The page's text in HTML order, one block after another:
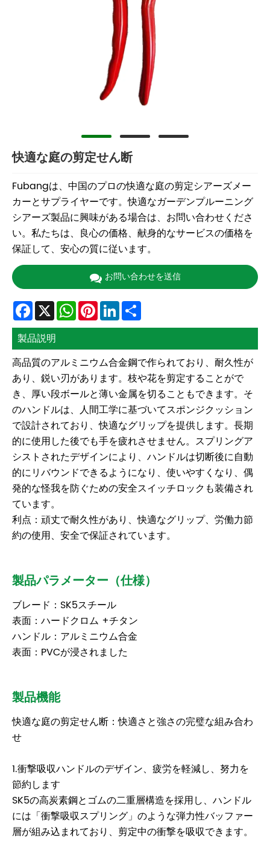
快適な庭の剪定せん断
Fubangは、中国のプロの快適な庭の剪定シアーズメー
カーとサプライヤーです。快適なガーデンプルーニング
シアーズ製品に興味がある場合は、お問い合わせくださ
い。私たちは、良心の価格、献身的なサービスの価格を
保証して、安心の質に従います。
お問い合わせを送信
Facebook
X WhatsApp
Pinterest
LinkedIn
製品説明
高品質のアルミニウム合金鋼で作られており、耐久性が
あり、鋭い刃があります。枝や花を剪定することがで
き、厚い段ボールと薄い金属を切ることもできます。そ
のハンドルは、人間工学に基づいてスポンジクッション
で設計されており、快適なグリップを提供します。長期
的に使用した後でも手を疲れさせません。スプリングア
シストされたデザインにより、ハンドルは切断後に自動
的にリバウンドできるようになり、使いやすくなり、偶
発的な怪我を防ぐための安全スイッチロックも装備され
ています。
利点：頑丈で耐久性があり、快適なグリップ、労働力節
約の使用、安全で保証されています。
製品パラメーター（仕様）
ブレード：SK5スチール
表面：ハードクロム +チタン
ハンドル：アルミニウム合金
表面：PVCが浸されました
製品機能
快適な庭の剪定せん断：快適さと強さの完璧な組み合わ
せ
1.衝撃吸収ハンドルのデザイン、疲労を軽減し、努力を
節約します
SK5の高炭素鋼とゴムの二重層構造を採用し、ハンドル
には「衝撃吸収スプリング」のような弾力性バッファー
層が組み込まれており、剪定中の衝撃を吸収できます。